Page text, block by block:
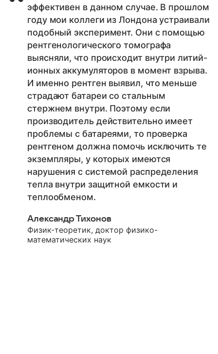
эффективен в данном случае. В прошлом
году мои коллеги из Лондона устраивали
подобный эксперимент. Они с помощью
рентгенологического томографа
выясняли, что происходит внутри литий-
ионных аккумуляторов в момент взрыва.
И именно рентген выявил, что меньше
страдают батареи со стальным
стержнем внутри. Поэтому если
производитель действительно имеет
проблемы с батареями, то проверка
рентгеном должна помочь исключить те
экземпляры, у которых имеются
нарушения с системой распределения
тепла внутри защитной емкости и
теплообменом.
Александр Тихонов
Физик-теоретик, доктор физико-
математических наук